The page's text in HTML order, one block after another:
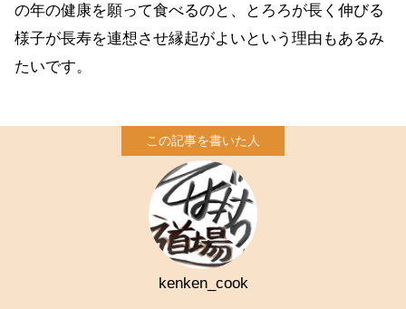
の年の健康を願って食べるのと、とろろが長く伸びる
様子が長寿を連想させ縁起がよいという理由もあるみ
たいです。
kenken_cook